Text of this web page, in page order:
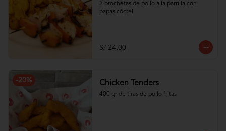
2 brochetas de pollo a la parrilla con
papas cóctel
S/ 24.00
-20% Chicken Tenders
400 gr de tiras de pollo fritas